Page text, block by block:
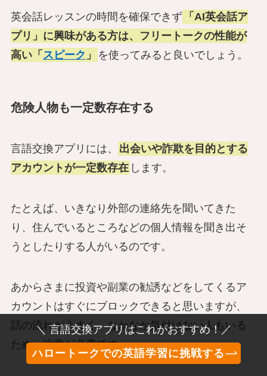
英会話レッスンの時間を確保できず 「AI英会話ア
プリ」に興味がある方は、フリートークの性能が
高い「 スピーク 」 を使ってみると良いでしょう。
危険人物も一定数存在する
言語交換アプリには、
出会いや詐欺を目的とする
アカウントが一定数存在 します。
たとえば、いきなり外部の連絡先を聞いてきた
り、住んでいるところなどの個人情報を聞き出そ
うとしたりする人がいるのです。
あからさまに投資や副業の勧誘などをしてくるア
カウントはすぐにブロックできると思いますが、
話の流れがうまく、なかなか気付けない人もいる
ため、注意が必要です。
＼ 言語交換アプリはこれがおすすめ！／
ハロートークでの英語学習に挑戦する